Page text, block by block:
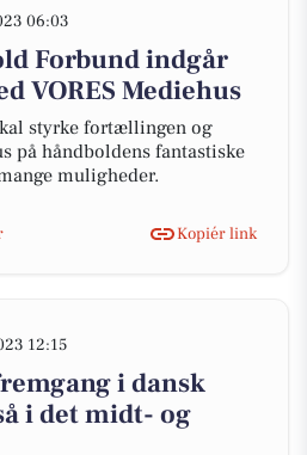
06:03
Forbund indgår
VORES Mediehus
styrke fortællingen og
på håndboldens fantastiske
muligheder.
Kopiér link
12:15
i dansk
i det midt- og